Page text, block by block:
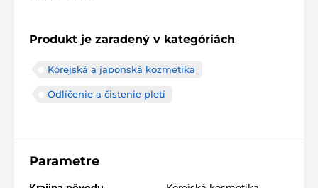
Produkt je zaradený v kategóriách
Kórejská a japonská kozmetika
Odlíčenie a čistenie pleti
Parametre